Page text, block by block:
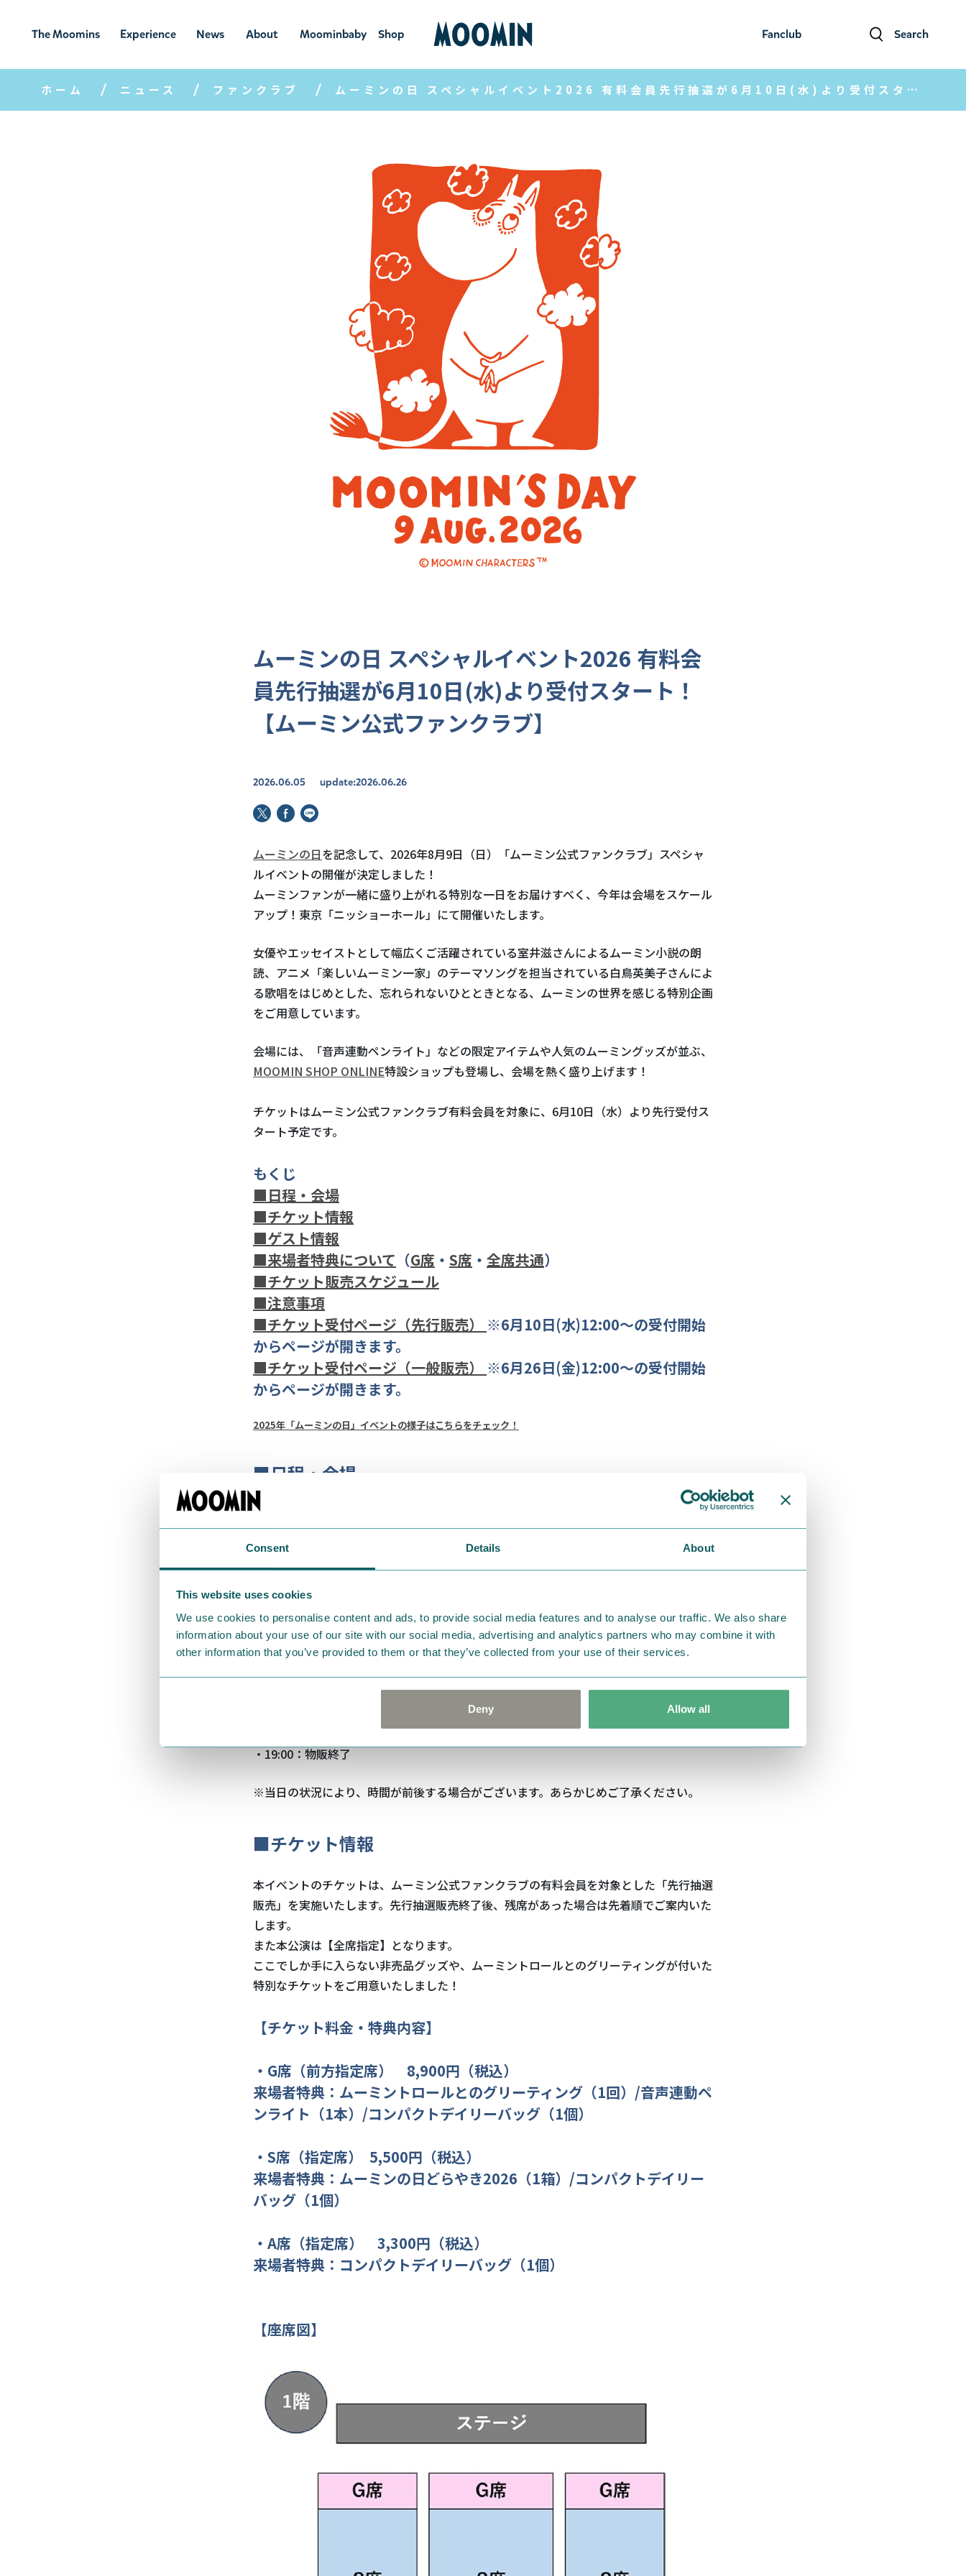
Consent Details About
This website uses cookies
We use cookies to personalise content and ads, to provide social media features and to analyse our traffic. We also share
information about your use of our site with our social media, advertising and analytics partners who may combine it with
other information that you’ve provided to them or that they’ve collected from your use of their services.
Deny Allow all
Fanclub Search
The Moomins
ムーミンの
世界
Experience
ムーミンの世
界を楽しむ
News
ニュ
ース
About
ムーミン
について
Moominbaby
ムーミンベ
ビー
Shop
ショ
ップ
ホーム ニュース ファンクラブ ムーミンの日 スペシャルイベント2026 有料会員先行抽選が6月10日(水)より受付スタート！【ムーミン公式ファンクラブ】
ムーミンの日 スペシャルイベント2026 有料会
員先行抽選が6月10日(水)より受付スタート！
【ムーミン公式ファンクラブ】
2026.06.05 update:2026.06.26
ムーミンの日を記念して、2026年8月9日（日）「ムーミン公式ファンクラブ」スペシャ
ルイベントの開催が決定しました！
ムーミンファンが一緒に盛り上がれる特別な一日をお届けすべく、今年は会場をスケール
アップ！東京「ニッショーホール」にて開催いたします。
女優やエッセイストとして幅広くご活躍されている室井滋さんによるムーミン小説の朗
読、アニメ「楽しいムーミン一家」のテーマソングを担当されている白鳥英美子さんによ
る歌唱をはじめとした、忘れられないひとときとなる、ムーミンの世界を感じる特別企画
をご用意しています。
会場には、「音声連動ペンライト」などの限定アイテムや人気のムーミングッズが並ぶ、
MOOMIN SHOP ONLINE特設ショップも登場し、会場を熱く盛り上げます！
チケットはムーミン公式ファンクラブ有料会員を対象に、6月10日（水）より先行受付ス
タート予定です。
もくじ
■日程・会場
■チケット情報
■ゲスト情報
■来場者特典について （G席 ・ S席 ・ 全席共通）
■チケット販売スケジュール
■注意事項
■チケット受付ページ（先行販売） ※6月10日(水)12:00～の受付開始
からページが開きます。
■チケット受付ページ（一般販売） ※6月26日(金)12:00～の受付開始
からページが開きます。
2025年「ムーミンの日」イベントの様子はこちらをチェック！
■日程・会場
日程：2026年8月9日（日）
住所：東京都港区虎ノ門2-9-16 日本消防会館
【当日のスケジュール】
・13:00：入場・物販エリアご案内開始 ※13:00～14:00は物販エリアのみのご案内となり
ます。
・13:00：先行物販開始
・14:00：お席へのご案内開始
・19:00：物販終了
※当日の状況により、時間が前後する場合がございます。あらかじめご了承ください。
■チケット情報
本イベントのチケットは、ムーミン公式ファンクラブの有料会員を対象とした「先行抽選
販売」を実施いたします。先行抽選販売終了後、残席があった場合は先着順でご案内いた
します。
また本公演は【全席指定】となります。
ここでしか手に入らない非売品グッズや、ムーミントロールとのグリーティングが付いた
特別なチケットをご用意いたしました！
【チケット料金・特典内容】
・G席（前方指定席） 8,900円（税込）
来場者特典：ムーミントロールとのグリーティング（1回）/音声連動ペ
ンライト（1本）/コンパクトデイリーバッグ（1個）
・S席（指定席） 5,500円（税込）
来場者特典：ムーミンの日どらやき2026（1箱）/コンパクトデイリー
バッグ（1個）
・A席（指定席） 3,300円（税込）
来場者特典：コンパクトデイリーバッグ（1個）
【座席図】